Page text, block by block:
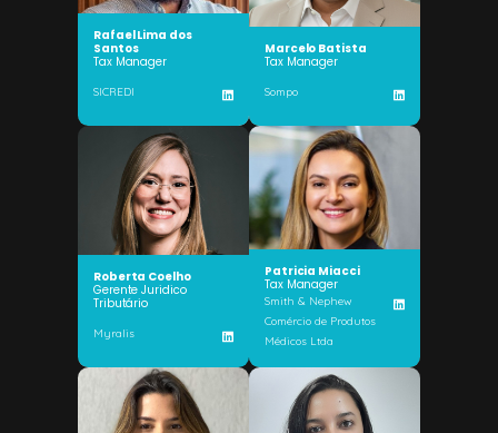
Rafael Lima dos
Santos
Tax Manager
SICREDI
Marcelo Batista
Tax Manager
Sompo
Roberta Coelho
Gerente Juridico
Tributário
Myralis
Patricia Miacci
Tax Manager
Smith & Nephew
Comércio de Produtos
Médicos Ltda